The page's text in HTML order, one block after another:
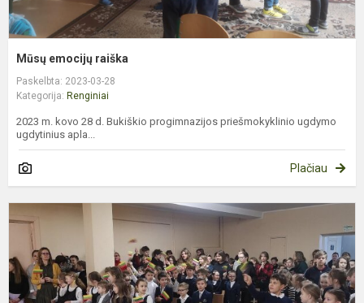
Mūsų emocijų raiška
Paskelbta: 2023-03-28
Kategorija: Renginiai
2023 m. kovo 28 d. Bukiškio progimnazijos priešmokyklinio ugdymo
ugdytinius apla...
Plačiau